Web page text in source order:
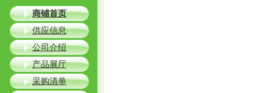
商铺首页
供应信息
公司介绍
产品展厅
采购清单